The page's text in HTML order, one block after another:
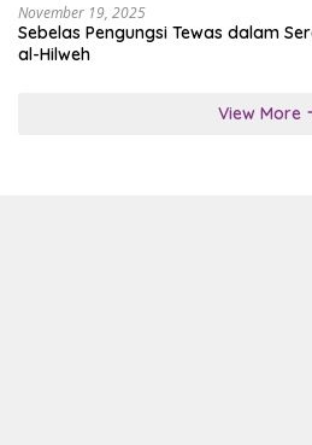
November 19, 2025
Sebelas Pengungsi Tewas dalam
al-Hilweh
View More